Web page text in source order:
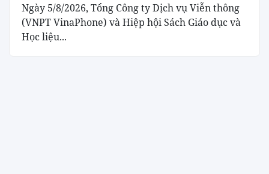
Ngày 5/8/2026, Tổng Công ty Dịch vụ Viễn thông
(VNPT VinaPhone) và Hiệp hội Sách Giáo dục và
Học liệu...